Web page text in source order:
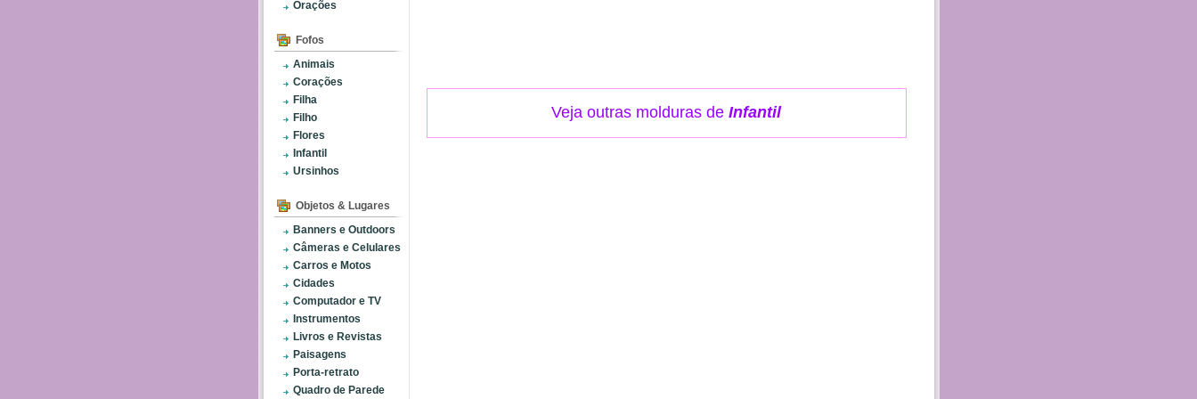
Orações
Fofos
Animais
Corações
Filha
Filho
Flores
Infantil
Ursinhos
Objetos & Lugares
Banners e Outdoors
Câmeras e Celulares
Carros e Motos
Cidades
Computador e TV
Instrumentos
Livros e Revistas
Paisagens
Porta-retrato
Quadro de Parede
Veja outras molduras de Infantil